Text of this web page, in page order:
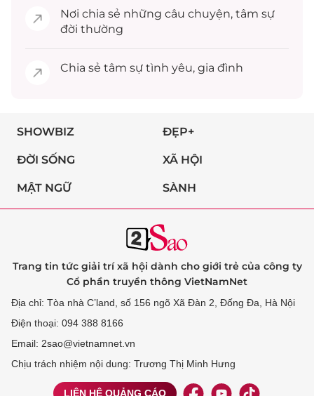
Nơi chia sẻ những câu chuyện, tâm sự
đời thường
Chia sẻ tâm sự tình yêu, gia đình
SHOWBIZ ĐẸP+
ĐỜI SỐNG XÃ HỘI
MẬT NGỮ SÀNH
Trang tin tức giải trí xã hội dành cho giới trẻ của công ty
Cổ phần truyền thông VietNamNet
Địa chỉ: Tòa nhà C’land, số 156 ngõ Xã Đàn 2, Đống Đa, Hà Nội
Điện thoại: 094 388 8166
Email: 2sao@vietnamnet.vn
Chịu trách nhiệm nội dung: Trương Thị Minh Hưng
LIÊN HỆ QUẢNG CÁO